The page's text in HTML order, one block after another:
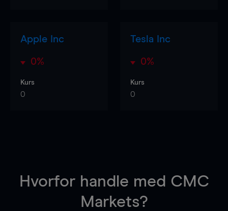
Apple Inc
0%
Kurs
0
Tesla Inc
0%
Kurs
0
Hvorfor handle med CMC
Markets?